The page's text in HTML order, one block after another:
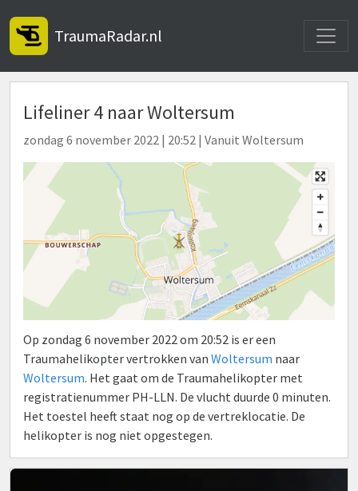
TraumaRadar.nl
Lifeliner 4 naar Woltersum
zondag 6 november 2022 | 20:52 | Vanuit Woltersum
Op zondag 6 november 2022 om 20:52 is er een
Traumahelikopter vertrokken van Woltersum naar
Woltersum. Het gaat om de Traumahelikopter met
registratienummer PH-LLN. De vlucht duurde 0 minuten.
Het toestel heeft staat nog op de vertreklocatie. De
helikopter is nog niet opgestegen.